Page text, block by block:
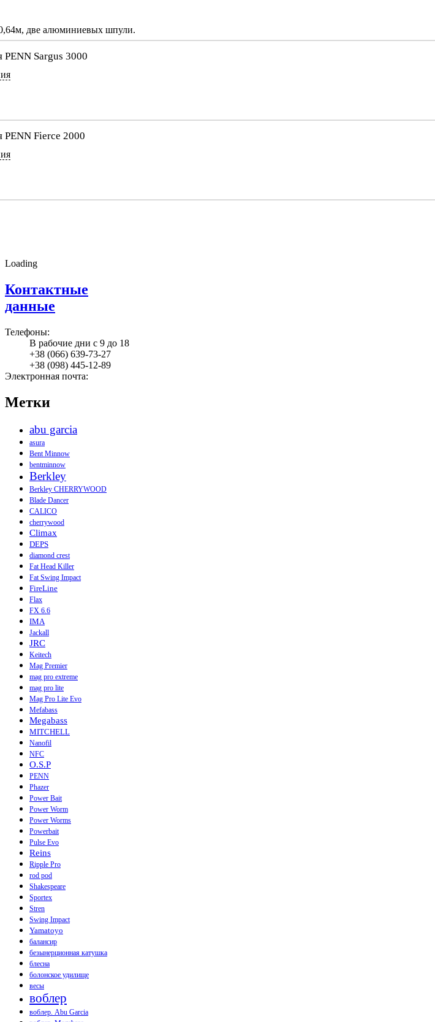
две алюминиевых шпули.
PENN Sargus 3000
PENN Fierce 2000
Loading
Контактные
данные
Телефоны:
В рабочие дни с 9 до 18
+38 (066) 639-73-27
+38 (098) 445-12-89
Электронная почта:
Метки
abu garcia
asura
Bent Minnow
bentminnow
Berkley
Berkley CHERRYWOOD
Blade Dancer
CALICO
cherrywood
Climax
DEPS
diamond crest
Fat Head Killer
Fat Swing Impact
FireLine
Flax
FX 6.6
IMA
Jackall
JRC
Keitech
Mag Premier
mag pro extreme
mag pro lite
Mag Pro Lite Evo
Mefabass
Megabass
MITCHELL
Nanofil
NFC
O.S.P
PENN
Phazer
Power Bait
Power Worm
Power Worms
Powerbait
Pulse Evo
Reins
Ripple Pro
rod pod
Shakespeare
Sportex
Stren
Swing Impact
Yamatoyo
балансир
безынерционная катушка
блесна
болонское удилище
весы
воблер
воблер. Abu Garcia